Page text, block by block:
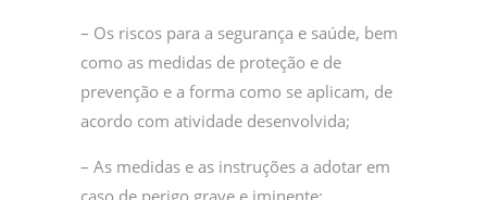
– Os riscos para a segurança e saúde, bem
como as medidas de proteção e de
prevenção e a forma como se aplicam, de
acordo com atividade desenvolvida;
– As medidas e as instruções a adotar em